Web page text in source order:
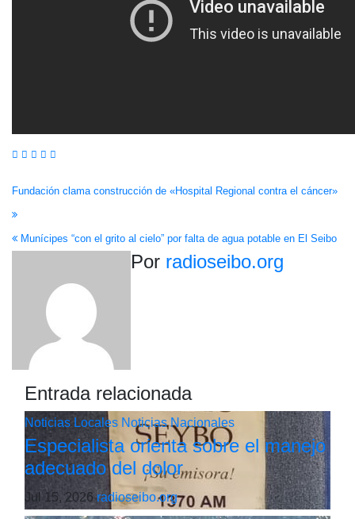
Navegación
de
entradas
Fundación clama construcción de «Hospital Regional contra el cáncer»
Munícipes “con el grito al cielo” por falta de agua potable en El Seibo
Por radioseibo.org
Entrada relacionada
Noticias Locales Noticias Nacionales
Especialista orienta sobre el manejo
adecuado del dolor
Jul 15, 2026radioseibo.org